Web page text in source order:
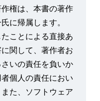
権は、本書の著作
に帰属します。
ことによる直接あ
関して、著作者お
いの責任を負いか
個人の責任におい
た、ソフトウェア